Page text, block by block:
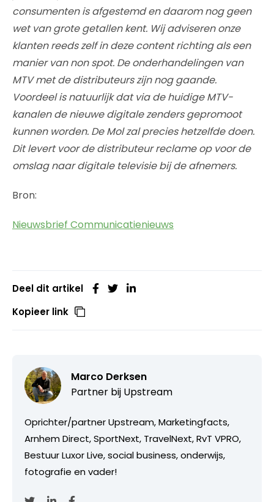
consumenten is afgestemd en daarom nog geen
wet van grote getallen kent. Wij adviseren onze
klanten reeds zelf in deze content richting als een
manier van non spot. De onderhandelingen van
MTV met de distributeurs zijn nog gaande.
Voordeel is natuurlijk dat via de huidige MTV-
kanalen de nieuwe digitale zenders gepromoot
kunnen worden. De Mol zal precies hetzelfde doen.
Dit levert voor de distributeur reclame op voor de
omslag naar digitale televisie bij de afnemers.
Bron:
Nieuwsbrief Communicatienieuws
Deel dit artikel
Kopieer link
Marco Derksen
Partner bij Upstream
Oprichter/partner Upstream, Marketingfacts,
Arnhem Direct, SportNext, TravelNext, RvT VPRO,
Bestuur Luxor Live, social business, onderwijs,
fotografie en vader!